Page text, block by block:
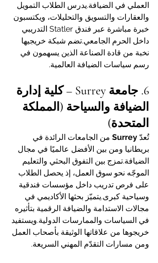
العملي في الضيافة.يدرس الطلاب التمويل
والعقارات والتسويق والتحليلات، ويكتسبون
خبرة مباشرة عبر فندق Statler التدريبي
داخل الحرم الجامعي.تضم شبكة خريجيها
نخبة من قادة الصناعة الذين يسهمون في
رسم سياسات الضيافة العالمية.
6. جامعة Surrey – كلية إدارة
الضيافة والسياحة (المملكة
المتحدة)
تُعدّ Surrey من الجامعات الرائدة في
بريطانيا ومن بين الأفضل عالميًا في مجال
الضيافة.تمزج بين التفوق البحثي والتعليم
الموجّه نحو سوق العمل، إذ يحصل الطلاب
على فرص تدريب داخل مؤسسات فندقية
وسياحية كبرى.يتميّز بحثها الأكاديمي في
مجالات الاستدامة والضيافة الرقمية بتأثيره
في السياسات والممارسات الدولية.ويستفيد
خريجوها من علاقاتها الوثيقة بأصحاب العمل
ومن مسارات التقدّم المهني السريعة.